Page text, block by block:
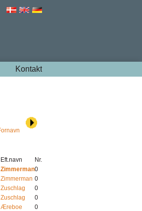
Kontakt
Eft.navn
Nr.
Zimmerman0
Zimmerman 0
Zuschlag
0
Zuschlag
0
Æreboe
0